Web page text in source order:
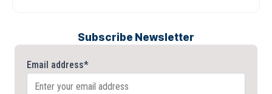
Subscribe Newsletter
Email address*